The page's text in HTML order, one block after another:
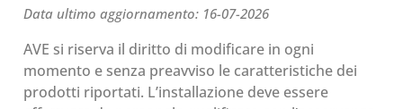
Data ultimo aggiornamento: 16-07-2026
AVE si riserva il diritto di modificare in ogni
momento e senza preavviso le caratteristiche dei
prodotti riportati. L’installazione deve essere